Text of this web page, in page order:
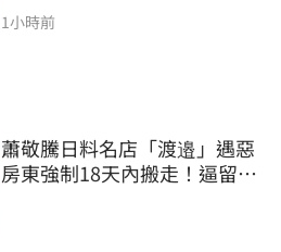
1小時前
蕭敬騰日料名店「渡邉」遇惡
房東強制18天內搬走！逼留裝